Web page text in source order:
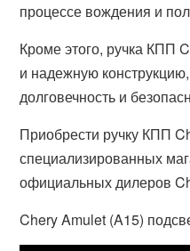
процессе вождения и
Кроме этого, ручка КПП
и надежную
долговечность и
Приобрести ручку КПП
специализированных
официальных дилеров
Chery Amulet (A15)